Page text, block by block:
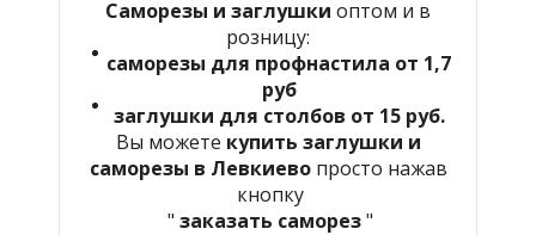
Саморезы и заглушки оптом и в
розницу:
саморезы для профнастила от 1,7
руб
заглушки для столбов от 15 руб.
Вы можете купить заглушки и
саморезы в Левкиево просто нажав
кнопку
" заказать саморез"